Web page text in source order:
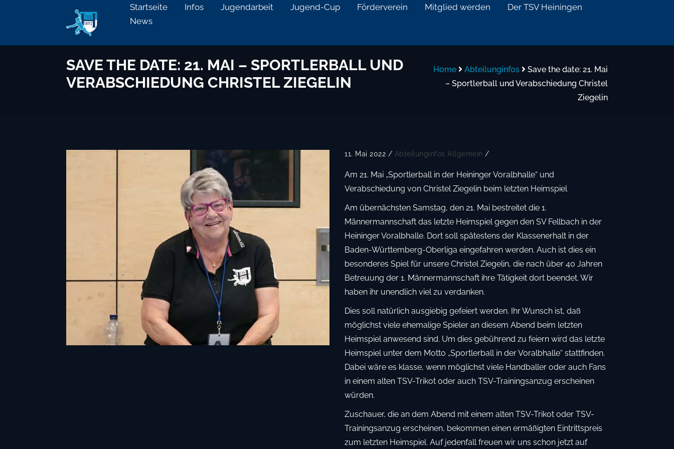
Startseite Infos Jugendarbeit Jugend-Cup Förderverein Mitglied werden
Der TSV Heiningen
News
SAVE THE DATE: 21. MAI – SPORTLERBALL UND
VERABSCHIEDUNG CHRISTEL ZIEGELIN
Home Abteilunginfos
Save the date: 21. Mai
– Sportlerball und Verabschiedung Christel
Ziegelin
11. Mai 2022 / Abteilunginfos Allgemein /
Am 21. Mai „Sportlerball in der Heininger Voralbhalle“ und
Verabschiedung von Christel Ziegelin beim letzten Heimspiel
Am übernächsten Samstag, den 21. Mai bestreitet die 1.
Männermannschaft das letzte Heimspiel gegen den SV Fellbach in der
Heininger Voralbhalle. Dort soll spätestens der Klassenerhalt in der
Baden-Württemberg-Oberliga eingefahren werden. Auch ist dies ein
besonderes Spiel für unsere Christel Ziegelin, die nach über 40 Jahren
Betreuung der 1. Männermannschaft ihre Tätigkeit dort beendet. Wir
haben ihr unendlich viel zu verdanken.
Dies soll natürlich ausgiebig gefeiert werden. Ihr Wunsch ist, daß
möglichst viele ehemalige Spieler an diesem Abend beim letzten
Heimspiel anwesend sind. Um dies gebührend zu feiern wird das letzte
Heimspiel unter dem Motto „Sportlerball in der Voralbhalle“ stattfinden.
Dabei wäre es klasse, wenn möglichst viele Handballer oder auch Fans
in einem alten TSV-Trikot oder auch TSV-Trainingsanzug erscheinen
würden.
Zuschauer, die an dem Abend mit einem alten TSV-Trikot oder TSV-
Trainingsanzug erscheinen, bekommen einen ermäßigten Eintrittspreis
zum letzten Heimspiel. Auf jedenfall freuen wir uns schon jetzt auf